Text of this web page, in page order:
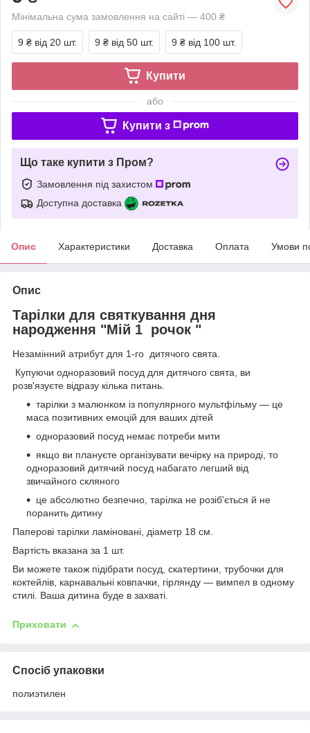
Мінімальна сума замовлення на сайті — 400 ₴
9 ₴ від 20 шт. 9 ₴ від 50 шт. 9 ₴ від 100 шт.
Купити
або
Купити з
Що таке купити з Пром?
Замовлення під захистом
Доступна доставка
Опис Характеристики Доставка Оплата Умови
Опис
Тарілки для святкування дня
народження "Мій 1 рочок "
Незамінний атрибут для 1-го дитячого свята.
Купуючи одноразовий посуд для дитячого свята, ви
розв'язуєте відразу кілька питань.
тарілки з малюнком із популярного мультфільму — це
маса позитивних емоцій для ваших дітей
одноразовий посуд немає потреби мити
якщо ви плануєте організувати вечірку на природі, то
одноразовий дитячий посуд набагато легший від
звичайного скляного
це абсолютно безпечно, тарілка не розіб'ється й не
поранить дитину
Паперові тарілки ламіновані, діаметр 18 см.
Вартість вказана за 1 шт.
Ви можете також підібрати посуд, скатертини, трубочки для
коктейлів, карнавальні ковпачки, гірлянду — вимпел в одному
стилі. Ваша дитина буде в захваті.
Приховати
Спосіб упаковки
полиэтилен